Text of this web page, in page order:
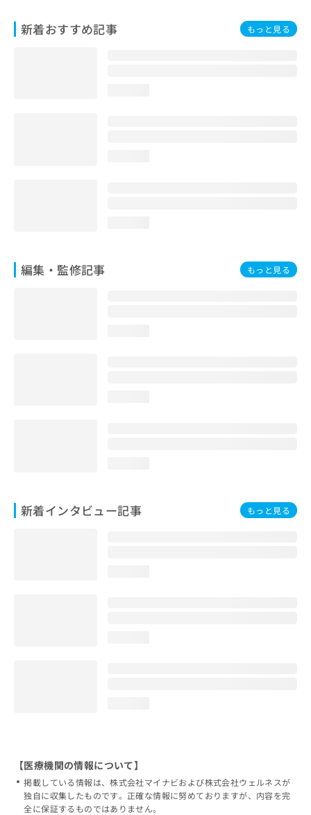
新着おすすめ記事 もっと見る
編集・監修記事 もっと見る
新着インタビュー記事 もっと見る
問
い
【医療機関の情報について】
掲載している情報は、株式会社マイナビおよび株式会社ウェルネスが
独自に収集したものです。正確な情報に努めておりますが、内容を完
全に保証するものではありません。